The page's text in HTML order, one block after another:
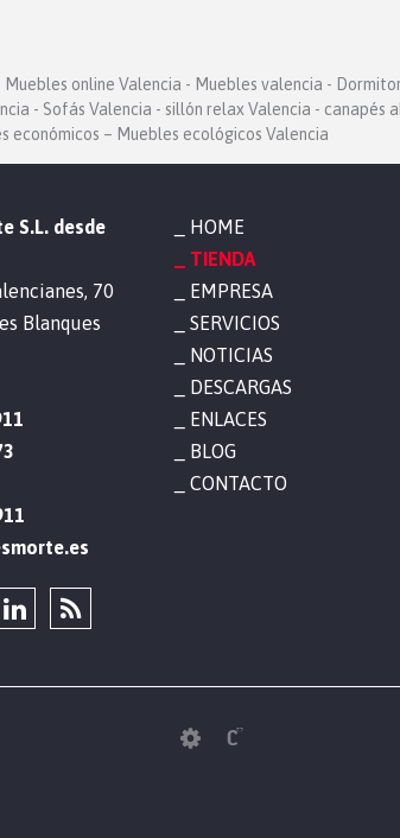
online Valencia - Muebles valencia -
- Sofás Valencia - sillón relax Valencia -
económicos – Muebles ecológicos Valencia
S.L. desde
70
Blanques
HOME
TIENDA
EMPRESA
SERVICIOS
NOTICIAS
DESCARGAS
ENLACES
BLOG
CONTACTO